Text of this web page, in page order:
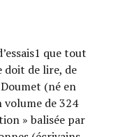
que tout
doit de lire, de
(né en
de 324
» balisée par